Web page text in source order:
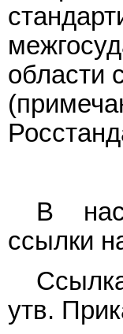
области
В
ссылки
утв.